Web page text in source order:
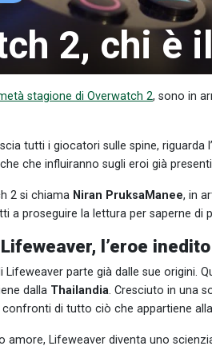
2, chi è
stagione di Overwatch 2, sono in
tutti i giocatori sulle spine, riguarda
che influiranno sugli eroi già
2 si chiama Niran PruksaManee, in
a proseguire la lettura per saperne di
l’eroe
Lifeweaver parte già dalle sue origini.
dalla Thailandia. Cresciuto in una
di tutto ciò che appartiene alla
amore, Lifeweaver diventa uno